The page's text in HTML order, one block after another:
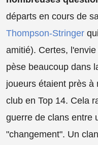
départs en cours de
Thompson-Stringer
amitié). Certes,
pèse beaucoup dans
joueurs étaient près à
club en Top 14. Cela
guerre de clans entre
"changement". Un